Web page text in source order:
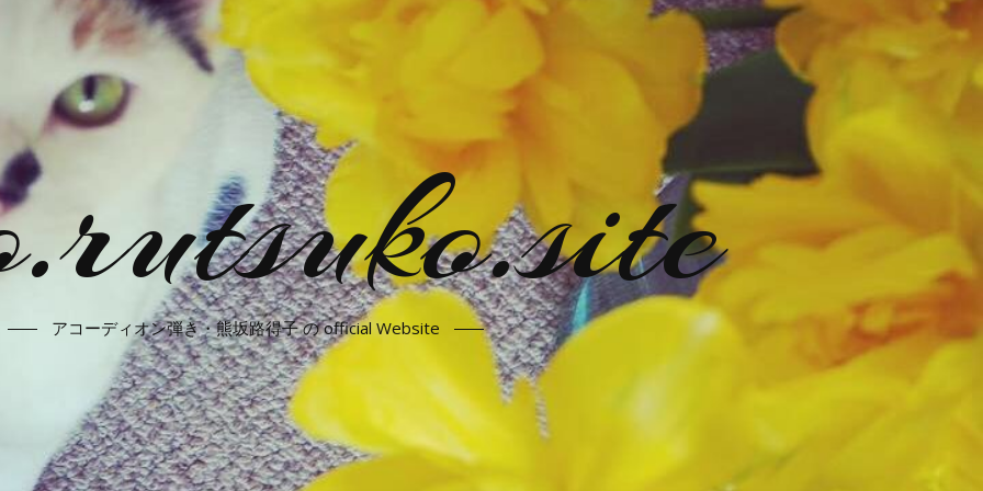
アコーディオン弾き・熊坂路得子 の official Website